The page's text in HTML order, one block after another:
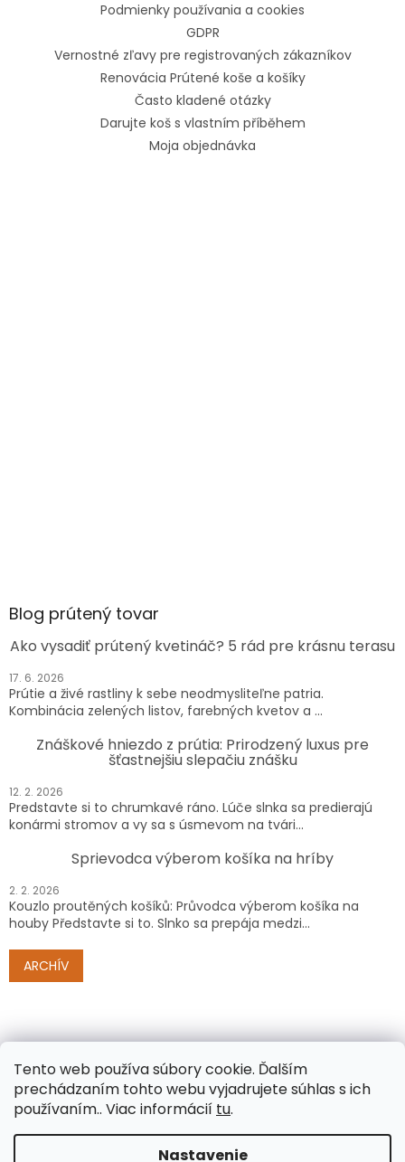
Tento web používa súbory cookie. Ďalším
prechádzaním tohto webu vyjadrujete súhlas s ich
používaním.. Viac informácií tu.
Nastavenie
Podmienky používania a cookies
GDPR
Vernostné zľavy pre registrovaných zákazníkov
Renovácia Prútené koše a košíky
Často kladené otázky
Darujte koš s vlastním příběhem
Moja objednávka
Blog prútený tovar
Ako vysadiť prútený kvetináč? 5 rád pre krásnu terasu
17. 6. 2026
Prútie a živé rastliny k sebe neodmysliteľne patria.
Kombinácia zelených listov, farebných kvetov a ...
Znáškové hniezdo z prútia: Prirodzený luxus pre
šťastnejšiu slepačiu znášku
12. 2. 2026
Predstavte si to chrumkavé ráno. Lúče slnka sa predierajú
konármi stromov a vy sa s úsmevom na tvári...
Sprievodca výberom košíka na hríby
2. 2. 2026
Kouzlo proutěných košíků: Průvodca výberom košíka na
houby Představte si to. Slnko sa prepája medzi...
ARCHÍV